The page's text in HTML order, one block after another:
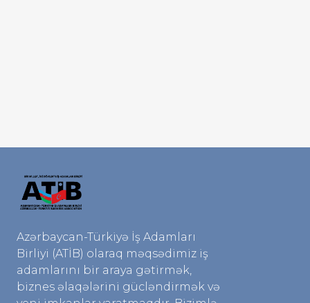
Azərbaycan-Türkiyə İş Adamları
Birliyi (ATİB) olaraq məqsədimiz iş
adamlarını bir araya gətirmək,
biznes əlaqələrini gücləndirmək və